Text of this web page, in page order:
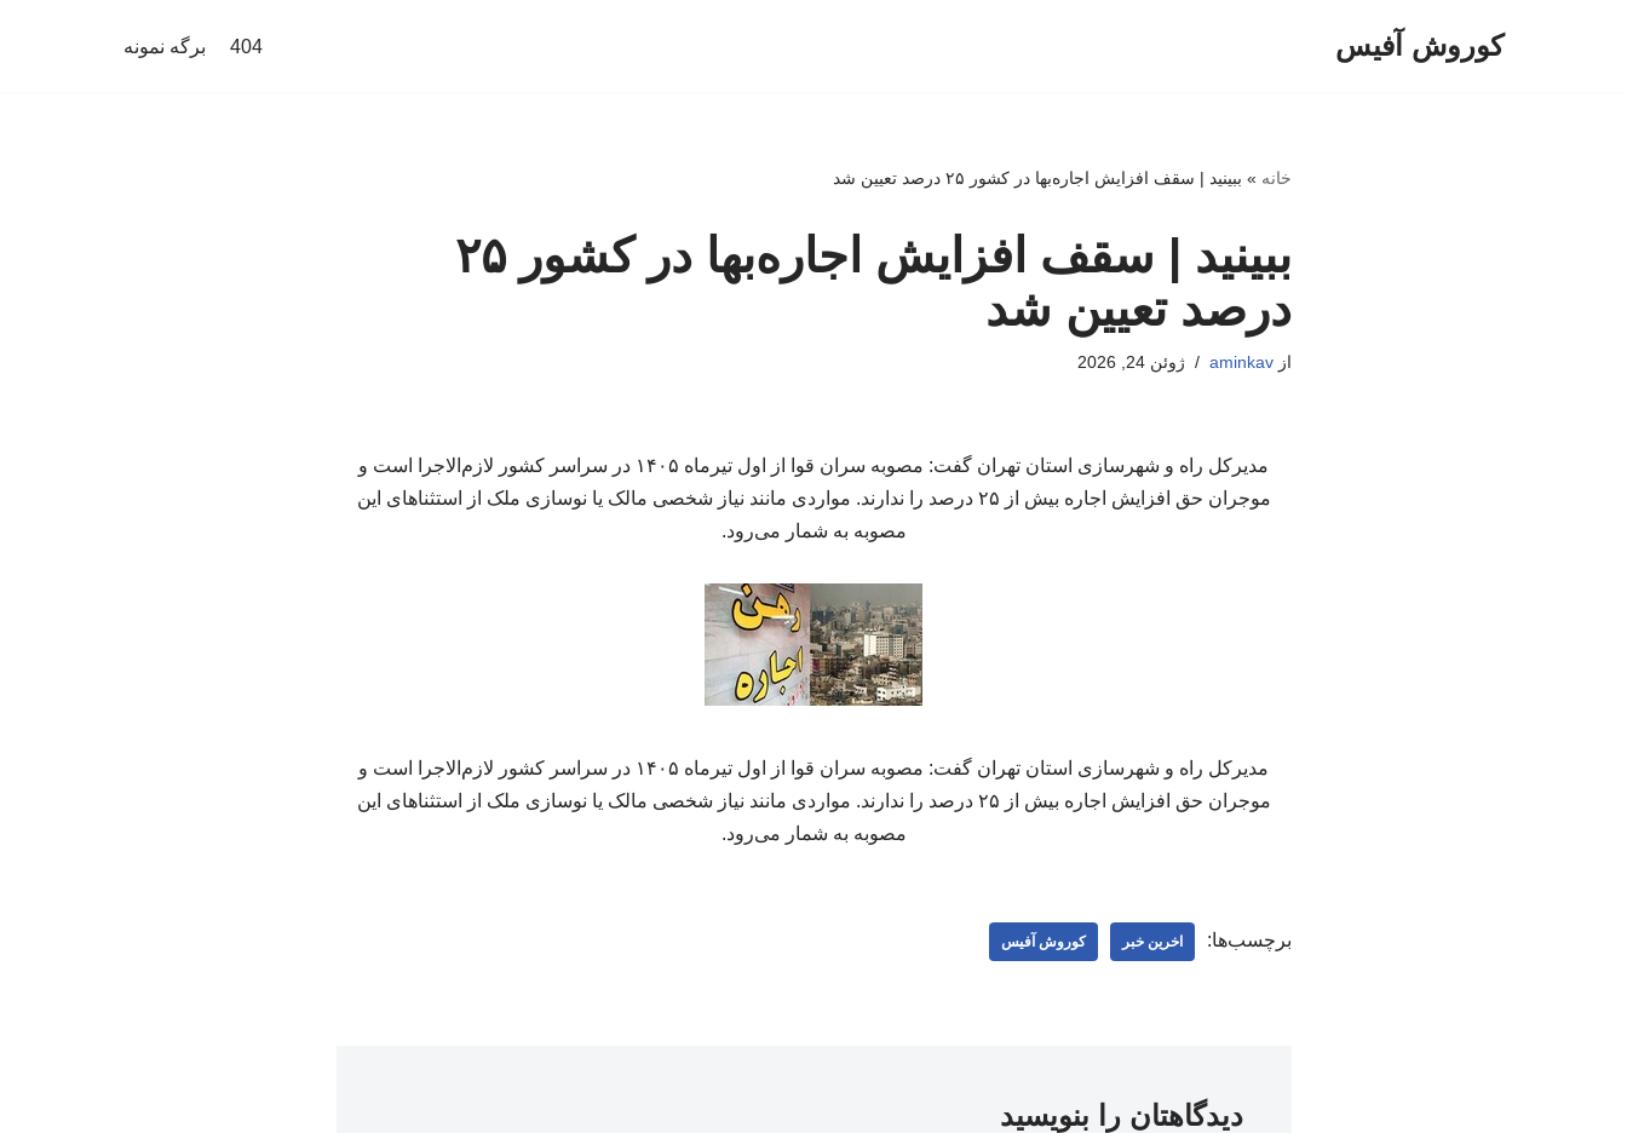
کوروش آفیس 404 برگه نمونه
خانه » ببینید | سقف افزایش اجاره‌بها در کشور ۲۵ درصد تعیین شد
ببینید | سقف افزایش اجاره‌بها در کشور ۲۵
درصد تعیین شد
ازaminkav ژوئن 24, 2026
مدیرکل راه و شهرسازی استان تهران گفت: مصوبه سران قوا از اول تیرماه ۱۴۰۵ در سراسر کشور لازم‌الاجرا است و
موجران حق افزایش اجاره بیش از ۲۵ درصد را ندارند. مواردی مانند نیاز شخصی مالک یا نوسازی ملک از استثناهای این
مصوبه به شمار می‌رود.
مدیرکل راه و شهرسازی استان تهران گفت: مصوبه سران قوا از اول تیرماه ۱۴۰۵ در سراسر کشور لازم‌الاجرا است و
موجران حق افزایش اجاره بیش از ۲۵ درصد را ندارند. مواردی مانند نیاز شخصی مالک یا نوسازی ملک از استثناهای این
مصوبه به شمار می‌رود.
برچسب‌ها: اخرین خبر کوروش آفیس
دیدگاهتان را بنویسید